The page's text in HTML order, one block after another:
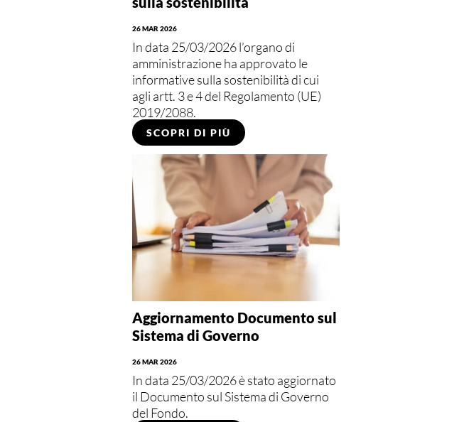
26 MAR 2026
In data 25/03/2026 l’organo di
amministrazione ha approvato le
informative sulla sostenibilità di cui
agli artt. 3 e 4 del Regolamento (UE)
2019/2088.
SCOPRI DI PIÙ
Aggiornamento Documento sul
Sistema di Governo
26 MAR 2026
In data 25/03/2026 è stato aggiornato
il Documento sul Sistema di Governo
del Fondo.